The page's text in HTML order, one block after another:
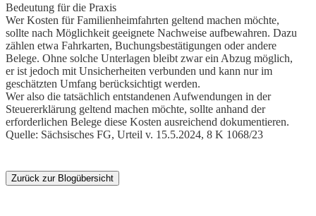
Bedeutung für die Praxis
Wer Kosten für Familienheimfahrten geltend machen möchte,
sollte nach Möglichkeit geeignete Nachweise aufbewahren. Dazu
zählen etwa Fahrkarten, Buchungsbestätigungen oder andere
Belege. Ohne solche Unterlagen bleibt zwar ein Abzug möglich,
er ist jedoch mit Unsicherheiten verbunden und kann nur im
geschätzten Umfang berücksichtigt werden.
Wer also die tatsächlich entstandenen Aufwendungen in der
Steuererklärung geltend machen möchte, sollte anhand der
erforderlichen Belege diese Kosten ausreichend dokumentieren.
Quelle: Sächsisches FG, Urteil v. 15.5.2024, 8 K 1068/23
Zurück zur Blogübersicht